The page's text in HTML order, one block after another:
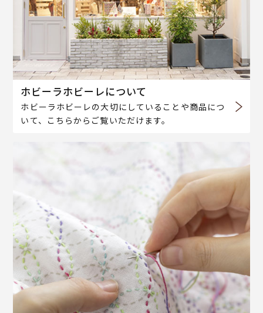
ホビーラホビーレについて
ホビーラホビーレの大切にしていることや商品につ
いて、こちらからご覧いただけます。